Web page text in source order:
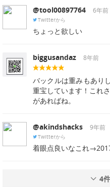
@tool00897764 6年前
Twitterから
ちょっと欲しい
biggusandaz 8年前
バックルは重みもあり
重宝しています！これ
があればね。
@akindshacks 9年前
Twitterから
着眼点良いなこれ
4